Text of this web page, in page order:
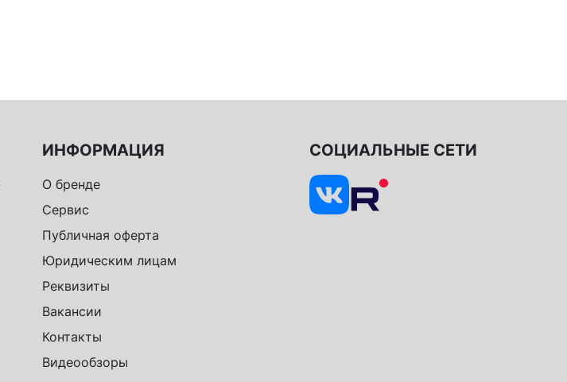
ИНФОРМАЦИЯ
О бренде
Сервис
Публичная оферта
Юридическим лицам
Реквизиты
Вакансии
Контакты
Видеообзоры
СОЦИАЛЬНЫЕ СЕТИ